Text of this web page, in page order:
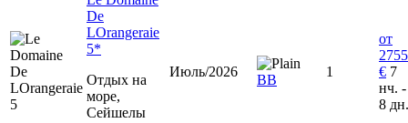
De
LOrangeraie
5*
Отдых на
море,
Сейшелы
Июль/2026
ВВ
1
от
2755
€ 7
нч. -
8 дн.